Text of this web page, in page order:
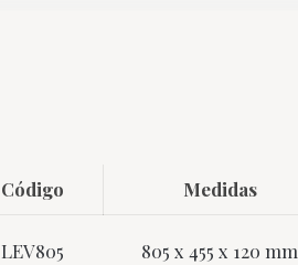
Código Medidas
LEV805 805 x 455 x 120 mm